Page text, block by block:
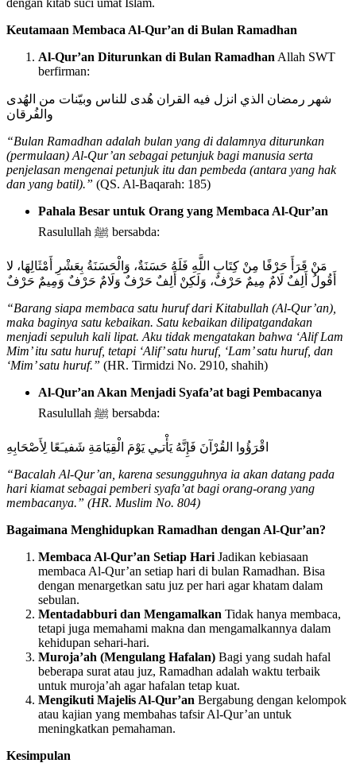
Keutamaan Membaca Al-Qur’an di Bulan Ramadhan
Al-Qur’an Diturunkan di Bulan Ramadhan Allah SWT
berfirman:
شهر رمضان الذي انزل فيه القران هُدى للناس وبيّنات من الهُدى
والفُرقان
“Bulan Ramadhan adalah bulan yang di dalamnya diturunkan
(permulaan) Al-Qur’an sebagai petunjuk bagi manusia serta
penjelasan mengenai petunjuk itu dan pembeda (antara yang hak
dan yang batil).” (QS. Al-Baqarah: 185)
Pahala Besar untuk Orang yang Membaca Al-Qur’an
Rasulullah ﷺ bersabda:
مَنْ قَرَأَ حَرْفًا مِنْ كِتَابِ اللَّهِ فَلَهُ حَسَنَةٌ، وَالْحَسَنَةُ بِعَشْرِ أَمْثَالِهَا، لا
أَقُولُ أَلِفٌ لَامٌ مِيمٌ حَرْفٌ، وَلَكِنْ أَلِفٌ حَرْفٌ وَلَامٌ حَرْفٌ وَمِيمٌ حَرْفٌ
“Barang siapa membaca satu huruf dari Kitabullah (Al-Qur’an),
maka baginya satu kebaikan. Satu kebaikan dilipatgandakan
menjadi sepuluh kali lipat. Aku tidak mengatakan bahwa ‘Alif Lam
Mim’ itu satu huruf, tetapi ‘Alif’ satu huruf, ‘Lam’ satu huruf, dan
‘Mim’ satu huruf.” (HR. Tirmidzi No. 2910, shahih)
Al-Qur’an Akan Menjadi Syafa’at bagi Pembacanya
Rasulullah ﷺ bersabda:
اقْرَؤُوا القُرْآنَ فَإِنَّهُ يَأْتـِي يَوْمَ الْقِيَامَةِ شَفيـَعًا لِأَصْحَابِهِ
“Bacalah Al-Qur’an, karena sesungguhnya ia akan datang pada
hari kiamat sebagai pemberi syafa’at bagi orang-orang yang
membacanya.” (HR. Muslim No. 804)
Bagaimana Menghidupkan Ramadhan dengan Al-Qur’an?
Membaca Al-Qur’an Setiap Hari Jadikan kebiasaan
membaca Al-Qur’an setiap hari di bulan Ramadhan. Bisa
dengan menargetkan satu juz per hari agar khatam dalam
sebulan.
Mentadabburi dan Mengamalkan Tidak hanya membaca,
tetapi juga memahami makna dan mengamalkannya dalam
kehidupan sehari-hari.
Muroja’ah (Mengulang Hafalan) Bagi yang sudah hafal
beberapa surat atau juz, Ramadhan adalah waktu terbaik
untuk muroja’ah agar hafalan tetap kuat.
Mengikuti Majelis Al-Qur’an Bergabung dengan kelompok
atau kajian yang membahas tafsir Al-Qur’an untuk
meningkatkan pemahaman.
Kesimpulan